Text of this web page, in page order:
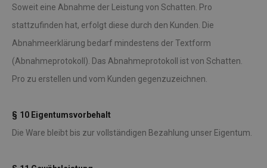
Soweit eine Abnahme der Leistung von Schatten. Pro
stattzufinden hat, erfolgt diese durch den Kunden. Die
Abnahmeerklärung bedarf mindestens der Textform
(Abnahmeprotokoll). Das Abnahmeprotokoll ist von Schatten.
Pro zu erstellen und vom Kunden gegenzuzeichnen.
§ 10 Eigentumsvorbehalt
Die Ware bleibt bis zur vollständigen Bezahlung unser Eigentum.